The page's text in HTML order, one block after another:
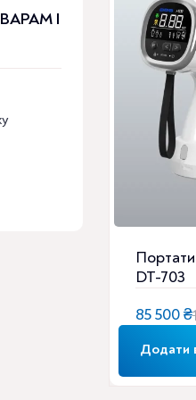
217
800 ₴
DT-703
ціна:
112
500 ₴.
85 500₴
Поточна
ціна:
85
500 ₴.
Додати
І